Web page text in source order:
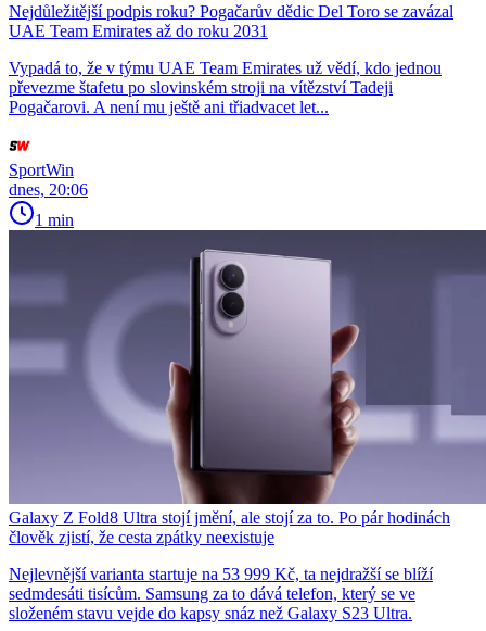
Nejdůležitější podpis roku? Pogačarův dědic Del Toro se zavázal
UAE Team Emirates až do roku 2031
Vypadá to, že v týmu UAE Team Emirates už vědí, kdo jednou
převezme štafetu po slovinském stroji na vítězství Tadeji
Pogačarovi. A není mu ještě ani třiadvacet let...
SportWin
dnes, 20:06
1 min
Galaxy Z Fold8 Ultra stojí jmění, ale stojí za to. Po pár hodinách
člověk zjistí, že cesta zpátky neexistuje
Nejlevnější varianta startuje na 53 999 Kč, ta nejdražší se blíží
sedmdesáti tisícům. Samsung za to dává telefon, který se ve
složeném stavu vejde do kapsy snáz než Galaxy S23 Ultra.